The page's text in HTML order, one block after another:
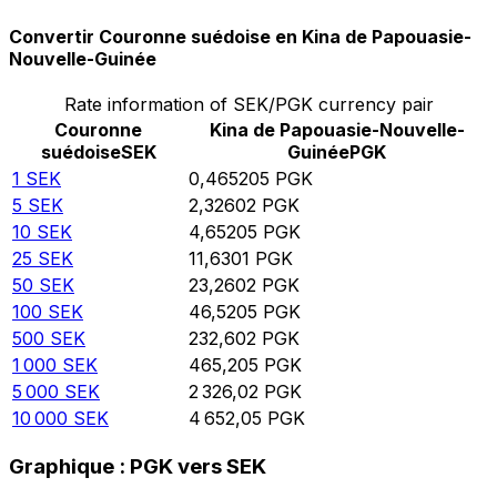
Convertir Couronne suédoise en Kina de Papouasie-
Nouvelle-Guinée
Rate information of SEK/PGK currency pair
Couronne
suédoiseSEK
Kina de Papouasie-Nouvelle-
GuinéePGK
1 SEK 0,465205 PGK
5 SEK 2,32602 PGK
10 SEK 4,65205 PGK
25 SEK 11,6301 PGK
50 SEK 23,2602 PGK
100 SEK 46,5205 PGK
500 SEK 232,602 PGK
1 000 SEK 465,205 PGK
5 000 SEK 2 326,02 PGK
10 000 SEK 4 652,05 PGK
Graphique : PGK vers SEK